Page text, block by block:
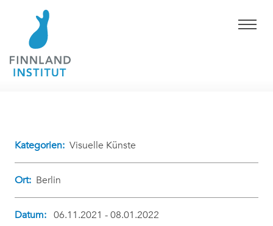
Kategorien: Visuelle Künste
Ort: Berlin
Datum: 06.11.2021 - 08.01.2022